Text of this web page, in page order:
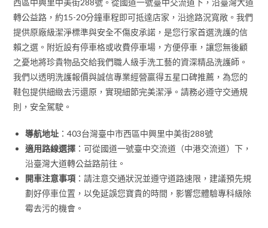
西區中興里中美街288號。從國道一號臺中交流道下，沿臺灣大道
轉公益路，約15-20分鐘車程即可抵達店家，沿途路況寬敞。我們
提供原廠級潔淨標準與安全不傷皮承諾，是您行家首選洗護的信
賴之選。附近設有停車格或收費停車場，方便停車，讓您無後顧
之憂地將珍貴物品交給我們職人級手洗工藝的資深精品洗護師。
我們以透明洗護報價與誠信專業經營贏得五星口碑推薦，為您的
鞋包提供細緻去污還原，實現細節完美潔淨。請務必遵守交通規
則，安全駕駛。
導航地址 ：403台灣臺中市西區中興里中美街288號
適用路線選擇 ：可從國道一號臺中交流道（中港交流道）下，
沿臺灣大道轉公益路前往。
開車注意事項 ：請注意交通狀況並遵守道路速限，建議預先規
劃好停車位置，以免延誤您寶貴的時間，影響您體驗專科級除
霉去污的機會。